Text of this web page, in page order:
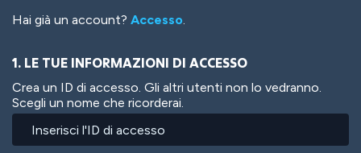
Hai già un account? Accesso.
1. LE TUE INFORMAZIONI DI ACCESSO
Crea un ID di accesso. Gli altri utenti non lo vedranno.
Scegli un nome che ricorderai.